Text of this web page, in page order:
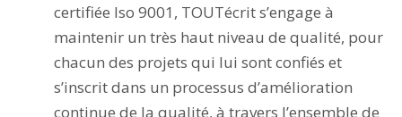
certifiée Iso 9001, TOUTécrit s’engage à
maintenir un très haut niveau de qualité, pour
chacun des projets qui lui sont confiés et
s’inscrit dans un processus d’amélioration
continue de la qualité, à travers l’ensemble de